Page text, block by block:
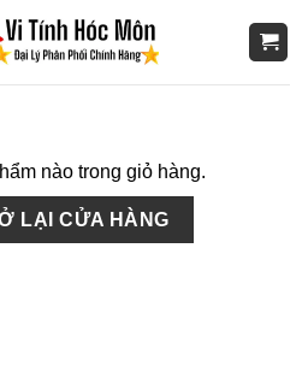
nào trong giỏ hàng.
LẠI CỬA HÀNG